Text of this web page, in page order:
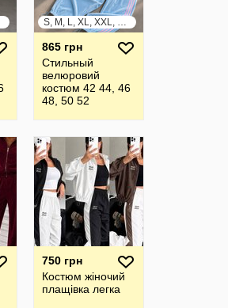
S, M, L, XL, XXL, XXXL
865 грн
Стильный
велюровий
костюм 42 44, 46
48, 50 52
750 грн
Костюм жіночий
плащівка легка